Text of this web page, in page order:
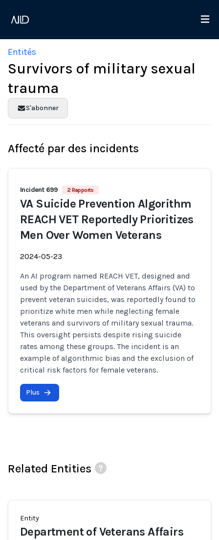
Entités
Survivors of military sexual
trauma
S'abonner
Affecté par des incidents
Incident 699 2 Rapports
VA Suicide Prevention Algorithm
REACH VET Reportedly Prioritizes
Men Over Women Veterans
2024-05-23
An AI program named REACH VET, designed and
used by the Department of Veterans Affairs (VA) to
prevent veteran suicides, was reportedly found to
prioritize white men while neglecting female
veterans and survivors of military sexual trauma.
This oversight persists despite rising suicide
rates among these groups. The incident is an
example of algorithmic bias and the exclusion of
critical risk factors for female veterans.
Plus
Related Entities
Entity
Department of Veterans Affairs